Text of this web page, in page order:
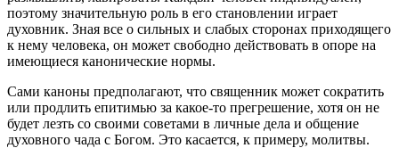
поэтому значительную роль в его становлении играет
духовник. Зная все о сильных и слабых сторонах приходящего
к нему человека, он может свободно действовать в опоре на
имеющиеся канонические нормы.
Сами каноны предполагают, что священник может сократить
или продлить епитимью за какое-то прегрешение, хотя он не
будет лезть со своими советами в личные дела и общение
духовного чада с Богом. Это касается, к примеру, молитвы.